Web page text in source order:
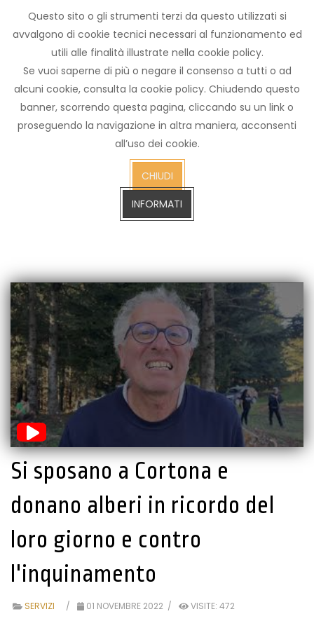
Questo sito o gli strumenti terzi da questo utilizzati si
avvalgono di cookie tecnici necessari al funzionamento ed
utili alle finalità illustrate nella cookie policy.
Se vuoi saperne di più o negare il consenso a tutti o ad
alcuni cookie, consulta la cookie policy. Chiudendo questo
banner, scorrendo questa pagina, cliccando su un link o
proseguendo la navigazione in altra maniera, acconsenti
all’uso dei cookie.
CHIUDI
INFORMATI
Archivio
notizie
Arezzo TV
CERCA SULL'ARCHIVIO FINO A GENNAIO 2023
Si sposano a Cortona e
donano alberi in ricordo del
loro giorno e contro
l'inquinamento
SERVIZI 01 NOVEMBRE 2022 VISITE: 472